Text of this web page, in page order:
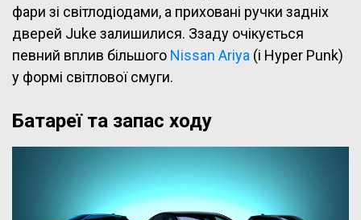
фари зі світлодіодами, а приховані ручки задніх
дверей Juke залишилися. Ззаду очікується
певний вплив більшого Nissan Ariya (і Hyper Punk)
у формі світлової смуги.
Батареї та запас ходу